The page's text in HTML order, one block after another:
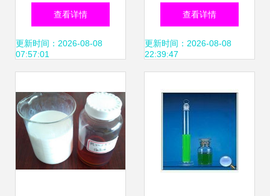
油 高性能切削油的
工业应用解析
查看详情
更新时间：2026-08-08
07:57:01
防锈油 产品型号
m1010 m1011
查看详情
更新时间：2026-08-08
22:39:47